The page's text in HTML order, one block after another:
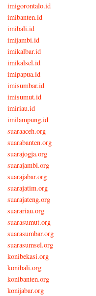
imigorontalo.id
imibanten.id
imibali.id
imijambi.id
imikalbar.id
imikalsel.id
imipapua.id
imisumbar.id
imisumut.id
imiriau.id
imilampung.id
suaraaceh.org
suarabanten.org
suarajogja.org
suarajambi.org
suarajabar.org
suarajatim.org
suarajateng.org
suarariau.org
suarasumut.org
suarasumbar.org
suarasumsel.org
konibekasi.org
konibali.org
konibanten.org
konijabar.org